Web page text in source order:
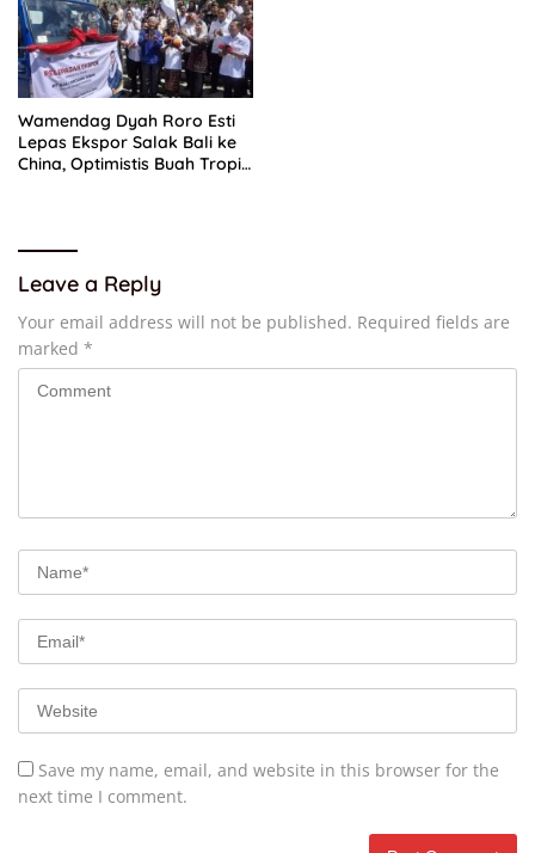
Wamendag Dyah Roro Esti
Lepas Ekspor Salak Bali ke
China, Optimistis Buah Tropis
Leave a Reply
Your email address will not be published. Required fields are
marked *
Save my name, email, and website in this browser for the
next time I comment.